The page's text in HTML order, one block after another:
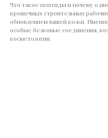
Что такое пептиды и почему о
крошечных строительных
обновлением вашей кожи.
особые белковые соединения,
косметологии.